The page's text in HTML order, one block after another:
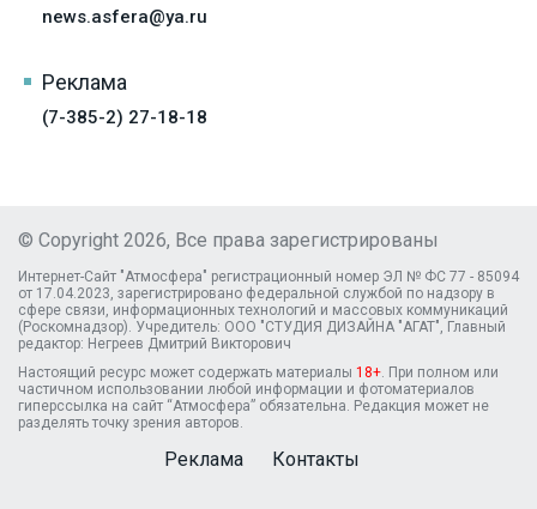
news.asfera@ya.ru
Реклама
(7-385-2) 27-18-18
© Copyright 2026, Все права зарегистрированы
Интернет-Сайт "Атмосфера" регистрационный номер ЭЛ № ФС 77 - 85094
от 17.04.2023, зарегистрировано федеральной службой по надзору в
сфере связи, информационных технологий и массовых коммуникаций
(Роскомнадзор). Учредитель: ООО "СТУДИЯ ДИЗАЙНА "АГАТ", Главный
редактор: Негреев Дмитрий Викторович
Настоящий ресурс может содержать материалы 18+ . При полном или
частичном использовании любой информации и фотоматериалов
гиперссылка на сайт “Атмосфера” обязательна. Редакция может не
разделять точку зрения авторов.
Реклама Контакты